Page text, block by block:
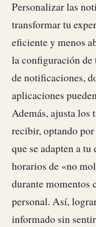
Personalizar las
transformar tu
eficiente y menos
la configuración
de notificaciones,
aplicaciones
Además, ajusta los
recibir, optando
que se adapten a
horarios de «no
durante momentos
personal. Así,
informado sin